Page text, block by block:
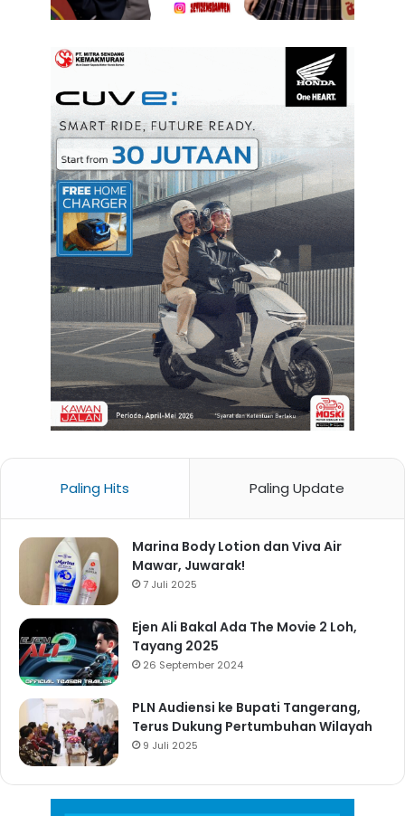
Paling Hits Paling Update
Marina Body Lotion dan Viva Air
Mawar, Juwarak!
7 Juli 2025
Ejen Ali Bakal Ada The Movie 2 Loh,
Tayang 2025
26 September 2024
PLN Audiensi ke Bupati Tangerang,
Terus Dukung Pertumbuhan Wilayah
9 Juli 2025